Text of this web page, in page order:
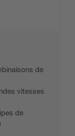
de
vitesses
de